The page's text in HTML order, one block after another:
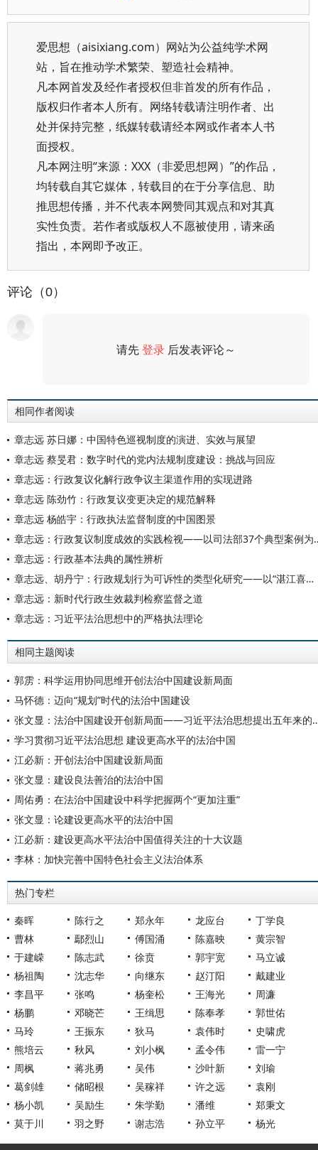
爱思想（aisixiang.com）网站为公益纯学术网
站，旨在推动学术繁荣、塑造社会精神。
凡本网首发及经作者授权但非首发的所有作品，
版权归作者本人所有。网络转载请注明作者、出
处并保持完整，纸媒转载请经本网或作者本人书
面授权。
凡本网注明“来源：XXX（非爱思想网）”的作品，
均转载自其它媒体，转载目的在于分享信息、助
推思想传播，并不代表本网赞同其观点和对其真
实性负责。若作者或版权人不愿被使用，请来函
指出，本网即予改正。
评论（0）
请先登录 后发表评论～
相同作者阅读
章志远 苏日娜：中国特色巡视制度的演进、实效与展望
章志远 蔡旻君：数字时代的党内法规制度建设：挑战与回应
章志远：行政复议化解行政争议主渠道作用的实现进路
章志远 陈劲竹：行政复议变更决定的规范解释
章志远 杨皓宇：行政执法监督制度的中国图景
章志远：行政复议制
章志远：行政基本法典的属性辨析
章志远、胡丹宁：行政规划行为可诉性的类型化研究——以“湛江喜强公司案”为分析中心
章志远：新时代行政生效裁判检察监督之道
章志远：习近平法治思想中的严格执法理论
相同主题阅读
郭雳：科学运用协同思维开创法治中国建设新局面
马怀德：迈向“规划”时代的法治中国建设
张文显：法治中国建设开创新局
学习贯彻习近平法治思想 建设更高水平的法治中国
江必新：开创法治中国建设新局面
张文显：建设良法善治的法治中国
周佑勇：在法治中国建设中科学把握两个“更加注重”
张文显：论建设更高水平的法治中国
江必新：建设更高水平法治中国值得关注的十大议题
李林：加快完善中国特色社会主义法治体系
热门专栏
秦晖 陈行之 郑永年 龙应台
丁学良
曹林
鄢烈山 傅国涌 陈嘉映
黄宗智
于建嵘
陈志武 徐贲 郭宇宽
马立诚
杨祖陶
沈志华 向继东 赵汀阳
戴建业
李昌平
张鸣 杨奎松 王海光
周濂
杨鹏
邓晓芒 王缉思 陈奉孝
郭世佑
马玲
王振东 狄马 袁伟时
史啸虎
熊培云
秋风 刘小枫 孟令伟
雷一宁
周枫
蒋兆勇 吴伟 沙叶新
刘瑜
葛剑雄
储昭根 吴稼祥 许之远
袁刚
杨小凯
吴励生 朱学勤 潘维
郑秉文
莫于川
羽之野 谢志浩 孙立平 杨光